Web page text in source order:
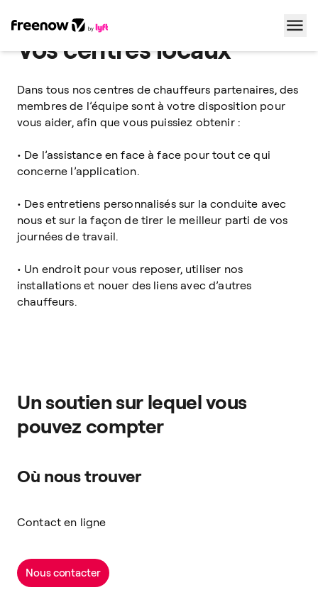
Vos centres locaux
Dans tous nos centres de chauffeurs partenaires, des
membres de l’équipe sont à votre disposition pour
vous aider, afin que vous puissiez obtenir :
• De l’assistance en face à face pour tout ce qui
concerne l’application.
• Des entretiens personnalisés sur la conduite avec
nous et sur la façon de tirer le meilleur parti de vos
journées de travail.
• Un endroit pour vous reposer, utiliser nos
installations et nouer des liens avec d’autres
chauffeurs.
Un soutien sur lequel vous
pouvez compter
Où nous trouver
Contact en ligne
Nous contacter